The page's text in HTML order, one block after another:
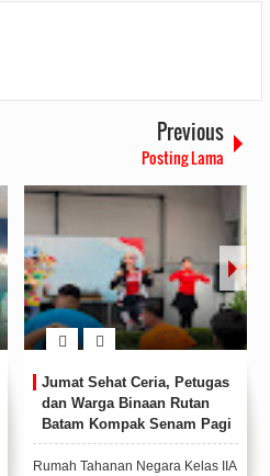
Previous
Posting Lama
Jumat Sehat Ceria, Petugas
dan Warga Binaan Rutan
Batam Kompak Senam Pagi
Rumah Tahanan Negara Kelas IIA